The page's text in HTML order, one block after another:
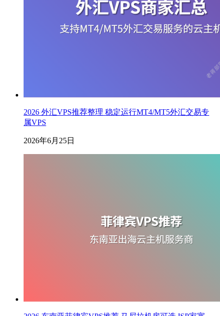
2026 外汇VPS推荐整理 稳定运行MT4/MT5外汇交易专
属VPS
2026年6月25日